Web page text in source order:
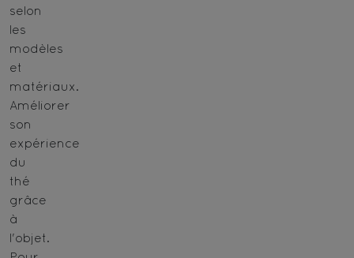
selon
les
modèles
et
matériaux.
Améliorer
son
expérience
du
thé
grâce
à
l'objet.